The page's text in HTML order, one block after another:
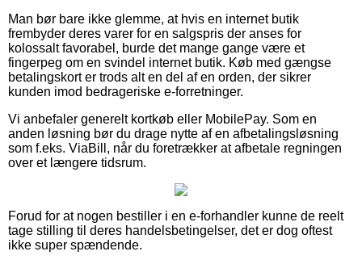
Man bør bare ikke glemme, at hvis en internet butik
frembyder deres varer for en salgspris der anses for
kolossalt favorabel, burde det mange gange være et
fingerpeg om en svindel internet butik. Køb med gængse
betalingskort er trods alt en del af en orden, der sikrer
kunden imod bedrageriske e-forretninger.
Vi anbefaler generelt kortkøb eller MobilePay. Som en
anden løsning bør du drage nytte af en afbetalingsløsning
som f.eks. ViaBill, når du foretrækker at afbetale regningen
over et længere tidsrum.
Forud for at nogen bestiller i en e-forhandler kunne de reelt
tage stilling til deres handelsbetingelser, det er dog oftest
ikke super spændende.